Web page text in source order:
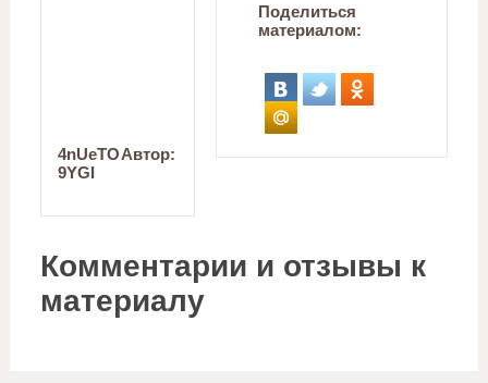
Автор:
4nUeTO
9YGI
Поделиться
материалом:
Комментарии и отзывы к
материалу